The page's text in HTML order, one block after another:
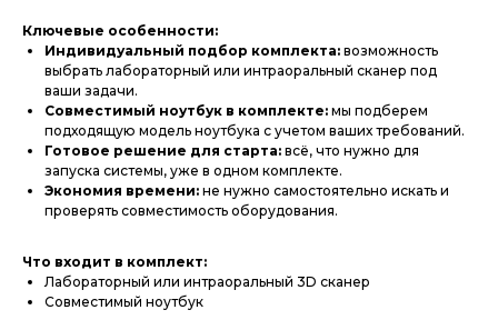
Ключевые особенности:
Индивидуальный подбор комплекта: возможность
выбрать лабораторный или интраоральный сканер под
ваши задачи.
Совместимый ноутбук в комплекте: мы подберем
подходящую модель ноутбука с учетом ваших требований.
Готовое решение для старта: всё, что нужно для
запуска системы, уже в одном комплекте.
Экономия времени: не нужно самостоятельно искать и
проверять совместимость оборудования.
Что входит в комплект:
Лабораторный или интраоральный 3D сканер
Совместимый ноутбук